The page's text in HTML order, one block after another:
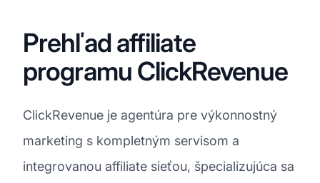
Prehľad affiliate
programu ClickRevenue
ClickRevenue je agentúra pre výkonnostný
marketing s kompletným servisom a
integrovanou affiliate sieťou, špecializujúca sa